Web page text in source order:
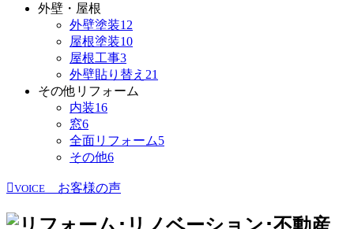
外壁・屋根
外壁塗装12
屋根塗装10
屋根工事3
外壁貼り替え 21
その他リフォーム
内装16
窓6
全面リフォーム5
その他6
VOICE お客様の声